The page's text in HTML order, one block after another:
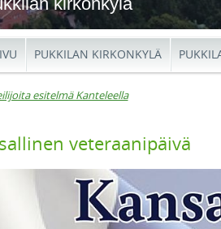
PUKKILAN KIRKONKYLÄ
esitelmä Kanteleella
veteraanipäivä